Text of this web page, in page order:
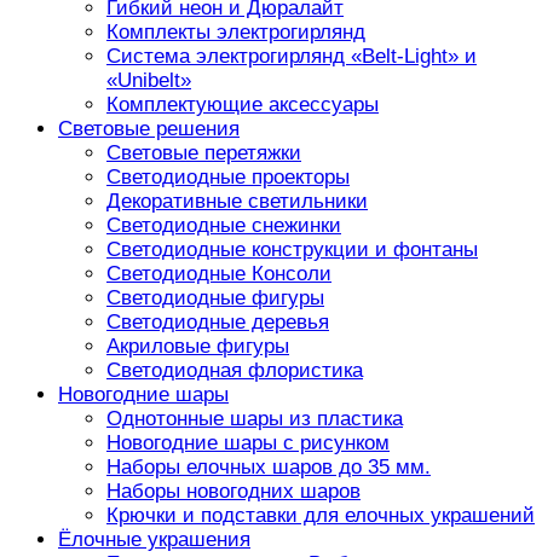
Гибкий неон и Дюралайт
Комплекты электрогирлянд
Система электрогирлянд «Belt-Light» и
«Unibelt»
Комплектующие аксессуары
Световые решения
Световые перетяжки
Светодиодные проекторы
Декоративные светильники
Светодиодные снежинки
Светодиодные конструкции и фонтаны
Светодиодные Консоли
Светодиодные фигуры
Светодиодные деревья
Акриловые фигуры
Светодиодная флористика
Новогодние шары
Однотонные шары из пластика
Новогодние шары с рисунком
Наборы елочных шаров до 35 мм.
Наборы новогодних шаров
Крючки и подставки для елочных украшений
Ёлочные украшения